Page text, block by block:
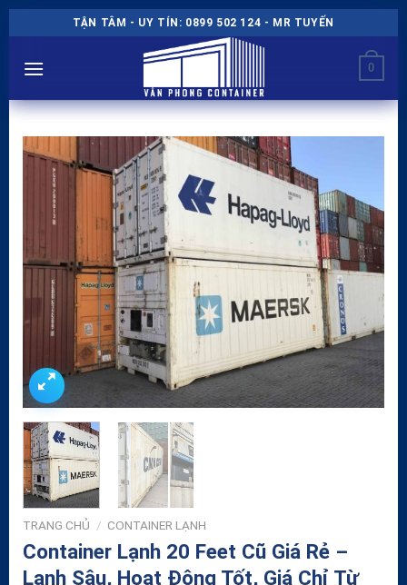
đến
nội
TẬN TÂM - UY TÍN: 0899 502 124 - MR TUYẾN
0
TRANG CHỦ / CONTAINER LẠNH
Container Lạnh 20 Feet Cũ Giá Rẻ –
Lạnh Sâu, Hoạt Động Tốt, Giá Chỉ Từ